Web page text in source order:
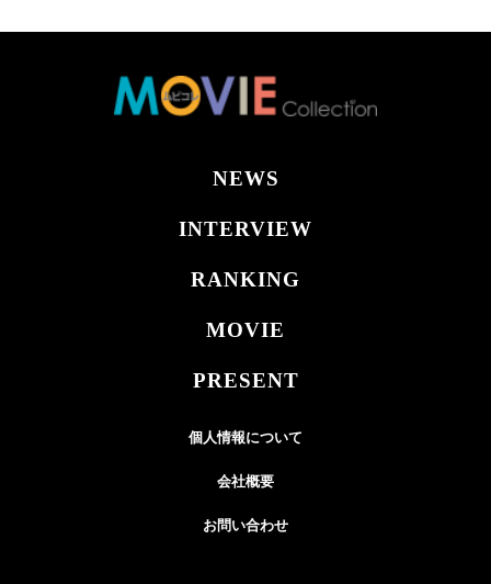
NEWS
INTERVIEW
RANKING
MOVIE
PRESENT
個人情報について
会社概要
お問い合わせ